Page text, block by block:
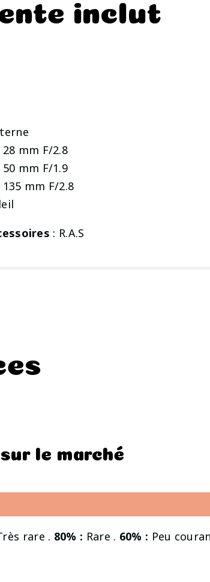
inclut
mm F/2.8
mm F/1.9
mm F/2.8
: R.A.S
le marché
rare . 80% : Rare . 60% : Peu